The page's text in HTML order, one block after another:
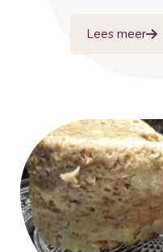
Lees meer